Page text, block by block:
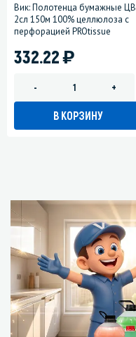
Вик: Полотенца бумажные ЦВ
2сл 150м 100% целлюлоза с
перфорацией PROtissue
332.22)
- +
В КОРЗИНУ